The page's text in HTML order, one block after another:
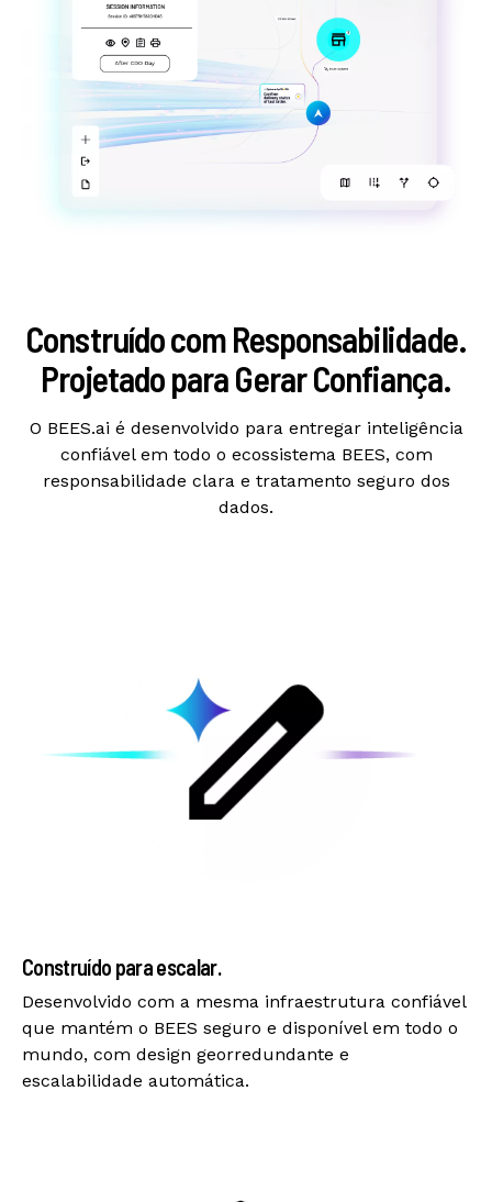
Construído com Responsabilidade.
Projetado para Gerar Confiança.
O BEES.ai é desenvolvido para entregar inteligência
confiável em todo o ecossistema BEES, com
responsabilidade clara e tratamento seguro dos
dados.
Construído para escalar.
Desenvolvido com a mesma infraestrutura confiável
que mantém o BEES seguro e disponível em todo o
mundo, com design georredundante e
escalabilidade automática.